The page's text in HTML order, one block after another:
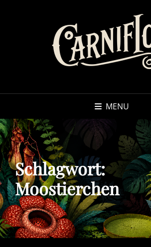
MENU
Schlagwort:
Moostierchen